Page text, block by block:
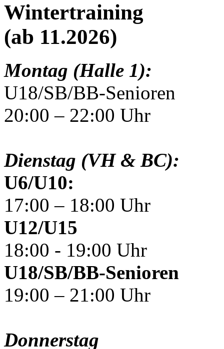
Wintertraining
(ab 11.2026)
Montag (Halle 1):
U18/SB/BB-Senioren
20:00 – 22:00 Uhr
Dienstag (VH & BC):
U6/U10:
17:00 – 18:00 Uhr
U12/U15
18:00 - 19:00 Uhr
U18/SB/BB-Senioren
19:00 – 21:00 Uhr
Donnerstag